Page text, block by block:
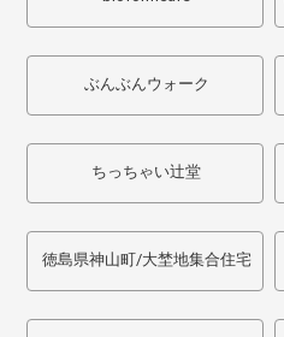
ぶんぶんウォーク
ちっちゃい辻堂
徳島県神山町/大埜地集合住宅